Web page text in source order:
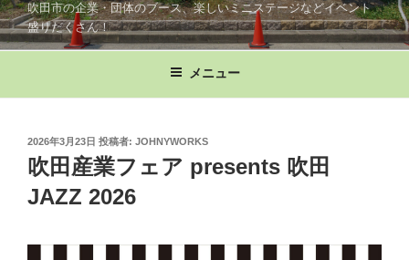
キ
ッ
吹田市の企業・団体のブース、楽しいミニステージなどイベント
盛りだくさん！
メニュー
投
稿
日:
2026年3月23日 投稿者: JOHNYWORKS
吹田産業フェア presents 吹田
JAZZ 2026